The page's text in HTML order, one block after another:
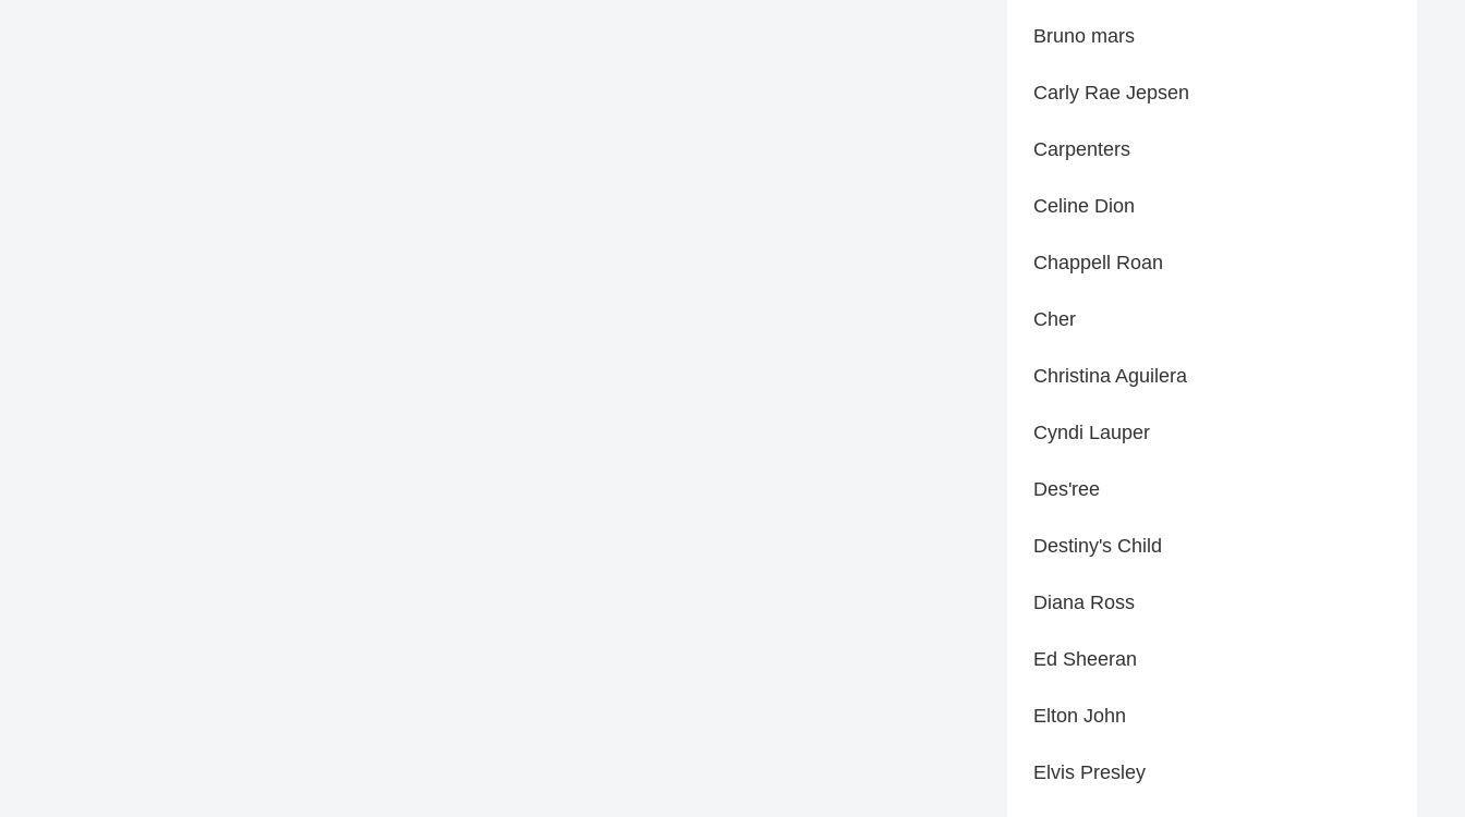
Bruno mars
Carly Rae Jepsen
Carpenters
Celine Dion
Chappell Roan
Cher
Christina Aguilera
Cyndi Lauper
Des'ree
Destiny's Child
Diana Ross
Ed Sheeran
Elton John
Elvis Presley